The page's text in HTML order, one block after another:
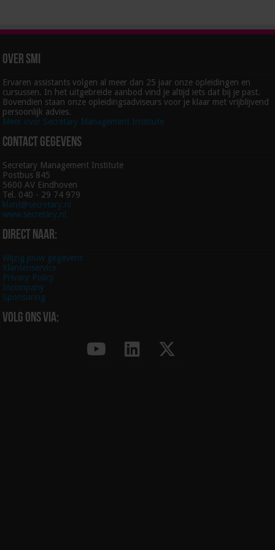
Over SMI
Ervaren assistants volgen al meer dan 25 jaar onze opleidingen en
cursussen. In het uitgebreide aanbod vind je altijd iets dat bij je past.
Bovendien staan onze opleidingsadviseurs voor je klaar met vrijblijvend
persoonlijk advies.
Meer over Secretary Management Institute
Contact gegevens
Secretary Management Institute
Postbus 845
5600 AV Eindhoven
Tel. 040 - 29 74 979
klant@secretary.nl
www.secretary.nl
Direct naar:
Wijzig jouw gegevens
Klantenservice
Privacy Policy
Incompany
Sponsoring
Volg ons via: